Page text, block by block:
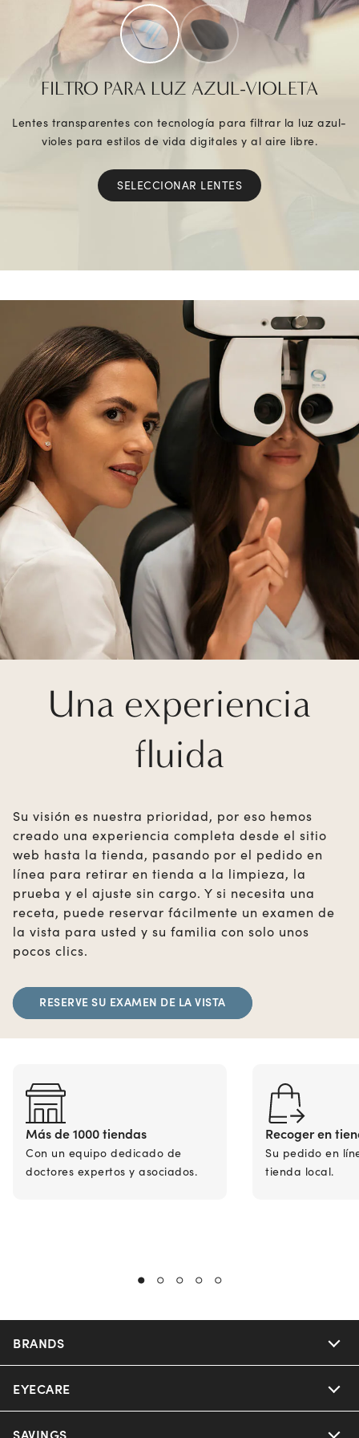
FILTRO PARA LUZ AZUL-VIOLETA
Lentes transparentes con tecnología para filtrar la luz azul-
violes para estilos de vida digitales y al aire libre.
SELECCIONAR LENTES
Una experiencia
fluida
Su visión es nuestra prioridad, por eso hemos
creado una experiencia completa desde el sitio
web hasta la tienda, pasando por el pedido en
línea para retirar en tienda a la limpieza, la
prueba y el ajuste sin cargo. Y si necesita una
receta, puede reservar fácilmente un examen de
la vista para usted y su familia con solo unos
pocos clics.
RESERVE SU EXAMEN DE LA VISTA
Más de 1000 tiendas
Con un equipo dedicado de
doctores expertos y asociados.
Recoger en
Su pedido en
tienda local.
BRANDS
Nuance Audio
Ray-Ban
EYECARE
Our Eyeglasses
SAVINGS